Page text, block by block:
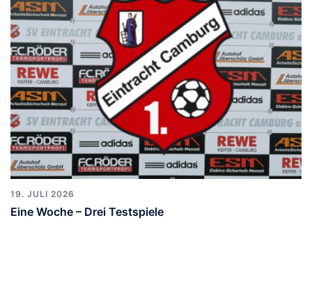
19. JULI 2026
Eine Woche – Drei Testspiele